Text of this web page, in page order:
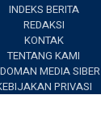
INDEKS BERITA
REDAKSI
KONTAK
TENTANG KAMI
MEDIA SIBER
PRIVASI